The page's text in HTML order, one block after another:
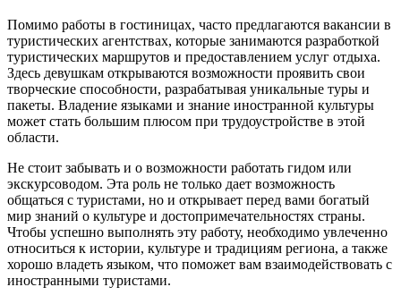
Помимо работы в гостиницах, часто предлагаются вакансии в
туристических агентствах, которые занимаются разработкой
туристических маршрутов и предоставлением услуг отдыха.
Здесь девушкам открываются возможности проявить свои
творческие способности, разрабатывая уникальные туры и
пакеты. Владение языками и знание иностранной культуры
может стать большим плюсом при трудоустройстве в этой
области.
Не стоит забывать и о возможности работать гидом или
экскурсоводом. Эта роль не только дает возможность
общаться с туристами, но и открывает перед вами богатый
мир знаний о культуре и достопримечательностях страны.
Чтобы успешно выполнять эту работу, необходимо увлеченно
относиться к истории, культуре и традициям региона, а также
хорошо владеть языком, что поможет вам взаимодействовать с
иностранными туристами.